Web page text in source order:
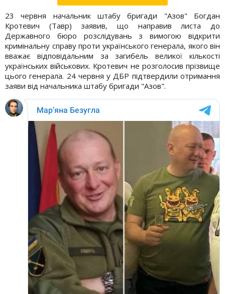
23 червня начальник штабу бригади "Азов" Богдан
Кротевич (Тавр) заявив, що направив листа до
Державного бюро розслідувань з вимогою відкрити
кримінальну справу проти українського генерала, якого він
вважає відповідальним за загибель великої кількості
українських військових. Кротевич не розголосив прізвище
цього генерала. 24 червня у ДБР підтвердили отримання
заяви від начальника штабу бригади "Азов".